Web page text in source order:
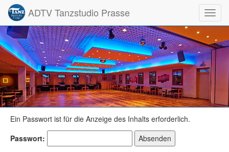
ADTV Tanzstudio Prasse
Ein Passwort ist für die Anzeige des Inhalts erforderlich.
Passwort: